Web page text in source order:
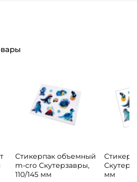
Стикерпак объемный
m-cro Скутерзавры,
110/145 мм
мм